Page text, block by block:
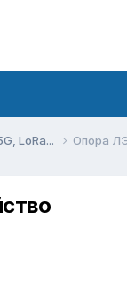
LoRa... Опора